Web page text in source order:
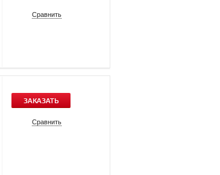
Сравнить
ЗАКАЗАТЬ
Сравнить